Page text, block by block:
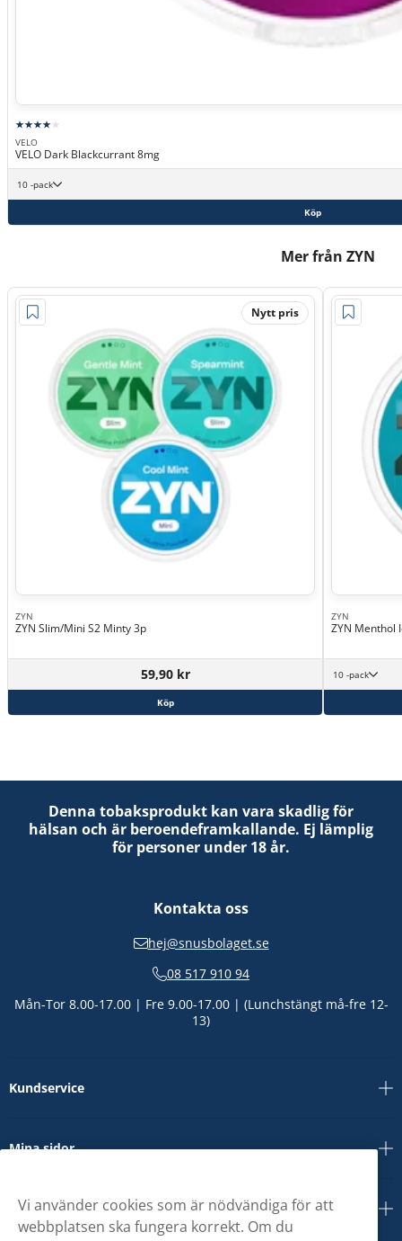
VELO
VELO Dark Blackcurrant 8mg
10 -pack
Köp
Mer från ZYN
Nytt pris
ZYN
ZYN Slim/Mini S2 Minty 3p
59,90 kr
Köp
ZYN
ZYN Menthol
10 -pack
Denna tobaksprodukt kan vara skadlig för
hälsan och är beroendeframkallande. Ej lämplig
för personer under 18 år.
Kontakta oss
hej@snusbolaget.se
08 517 910 94
Mån-Tor 8.00-17.00 | Fre 9.00-17.00 | (Lunchstängt må-fre 12-
13)
Kundservice
Mina sidor
Om oss
Vi använder cookies som är nödvändiga för att
webbplatsen ska fungera korrekt. Om du